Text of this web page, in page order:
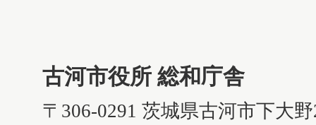
古河市役所 総和庁舎
〒306-0291 茨城県古河市下大